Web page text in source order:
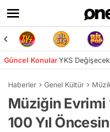
Güncel KonularYKS
Haberler Genel Kültür
Müziğin Evrimi
100 Yıl